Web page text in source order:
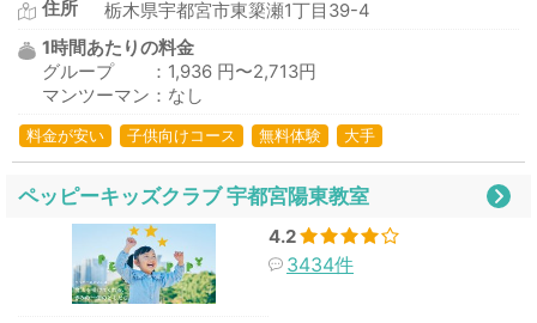
住所
栃木県宇都宮市東簗瀬1丁目39-4
1時間あたりの料金
グループ ：1,936 円〜2,713円
マンツーマン：なし
料金が安い 子供向けコース 無料体験 大手
ペッピーキッズクラブ 宇都宮陽東教室
4.2
3434件